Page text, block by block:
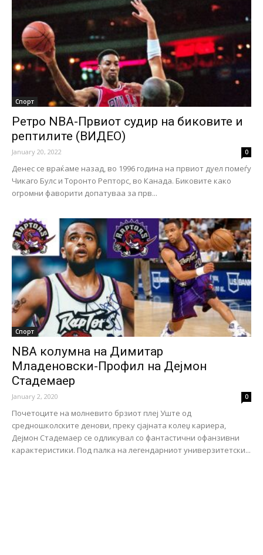
Спорт
Ретро NBA-Првиот судир на биковите и
рептилите (ВИДЕО)
January 20, 2022 0
Денес се враќаме назад, во 1996 година на првиот дуел помеѓу
Чикаго Булс и Торонто Репторс, во Канада. Биковите како
огромни фаворити допатуваа за прв...
Спорт
NBA колумна на Димитар
Младеновски-Профил на Дејмон
Стадемаер
January 2, 2020 0
Почетоците на молневито брзиот плеј Уште од
средношколските денови, преку сјајната колеџ кариера,
Дејмон Стадемаер се одликувал со фантастични офанзивни
карактеристики. Под палка на легендарниот универзитетски...